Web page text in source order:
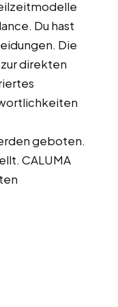
Du hast
Die
direkten
geboten.
CALUMA